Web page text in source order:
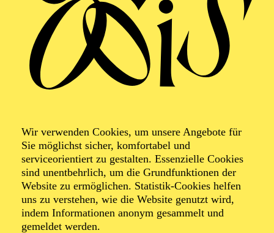
Wir verwenden Cookies, um unsere Angebote für
Sie möglichst sicher, komfortabel und
serviceorientiert zu gestalten. Essenzielle Cookies
sind unentbehrlich, um die Grundfunktionen der
Website zu ermöglichen. Statistik-Cookies helfen
uns zu verstehen, wie die Website genutzt wird,
indem Informationen anonym gesammelt und
gemeldet werden.
PHILHARMONIE ESSEN
Freitag
04.09.2026
20:00 - 23:00
Alfried Krupp Saal
Veranstalter: Theater-, Konzert- u. Gastspieldirektion OTTO
HOFNER GMBH
TICKETS
55,20 52,70€
Die Veranstaltung ist vom Angebot der TUPcard ausgeschlossen.